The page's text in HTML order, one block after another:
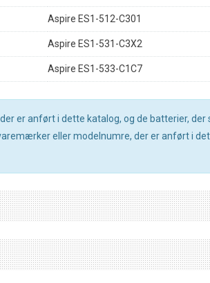
Aspire ES1-512-C301
Aspire ES1-531-C3X2
Aspire ES1-533-C1C7
er anført i dette katalog, og de batterier,
eller modelnumre, der er anført i